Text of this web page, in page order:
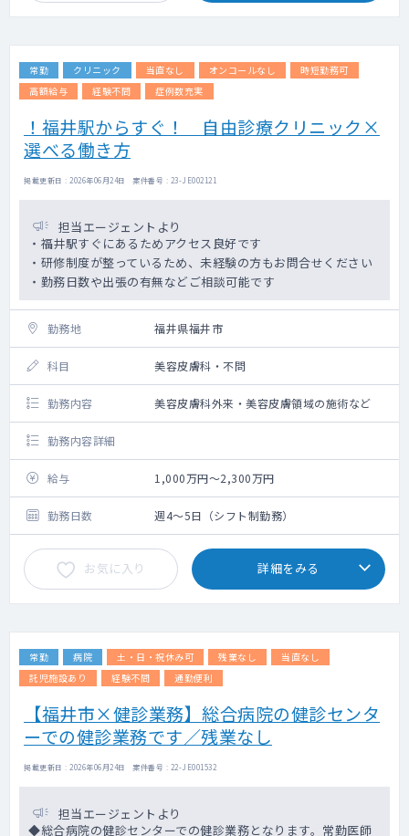
常勤 クリニック 当直なし オンコールなし
時短勤務可
高額給与
経験不問 症例数充実
！福井駅からすぐ！ 自由診療クリニック×
選べる働き方
掲載更新日 : 2026年06月24日 案件番号 : 23-JE002121
担当エージェントより
・福井駅すぐにあるためアクセス良好です
・研修制度が整っているため、未経験の方もお問合せください
・勤務日数や出張の有無などご相談可能です
勤務地 福井県福井市
科目 美容皮膚科・不問
勤務内容 美容皮膚科外来・美容皮膚領域の施術など
勤務内容詳細
給与 1,000万円～2,300万円
勤務日数 週4～5日（シフト制勤務）
お気に入り 詳細をみる
常勤 病院 土・日・祝休み可 残業なし
当直なし
託児施設あり
経験不問 通勤便利
【福井市×健診業務】総合病院の健診センタ
ーでの健診業務です／残業なし
掲載更新日 : 2026年06月24日 案件番号 : 22-JE001532
担当エージェントより
◆総合病院の健診センターでの健診業務となります。常勤医師